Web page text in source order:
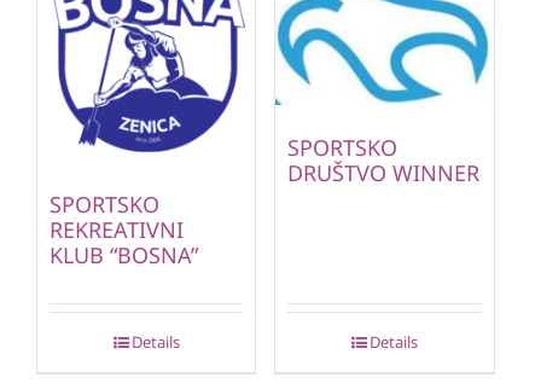
SPORTSKO
REKREATIVNI
KLUB “BOSNA”
Details
SPORTSKO
DRUŠTVO WINNER
Details